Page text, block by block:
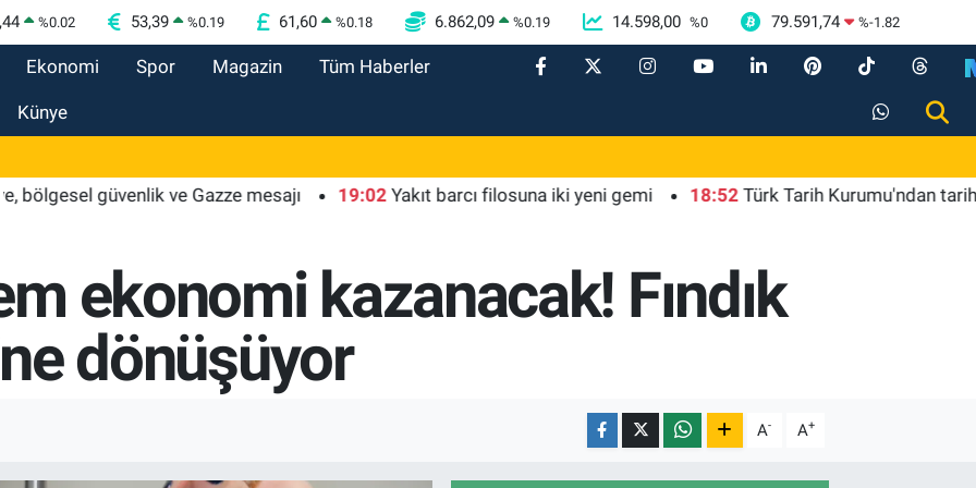
%0.02 53,39 %0.19 61,60 %0.18 6.862,09 %0.19 14.598,00 %0 79.591,74 %-1.82
Ekonomi Spor Magazin Tüm Haberler
Künye
güvenlik ve Gazze mesajı 19:02 Yakıt barcı filosuna iki yeni gemi 18:52 Türk Tarih Kurumu'ndan tarihi
ekonomi kazanacak! Fındık
dönüşüyor
A- A+